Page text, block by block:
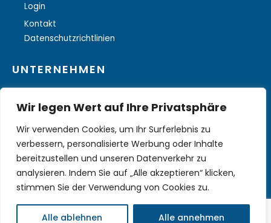
Wir legen Wert auf Ihre Privatsphäre
Wir verwenden Cookies, um Ihr Surferlebnis zu
verbessern, personalisierte Werbung oder Inhalte
bereitzustellen und unseren Datenverkehr zu
analysieren. Indem Sie auf „Alle akzeptieren“ klicken,
stimmen Sie der Verwendung von Cookies zu.
Alle ablehnen Alle annehmen
Login
Kontakt
Datenschutzrichtlinien
UNTERNEHMEN
Weitere Lösungen
Eine Softwarelösung von ILOGS © 2024. Alle Rechte
vorbehalten.